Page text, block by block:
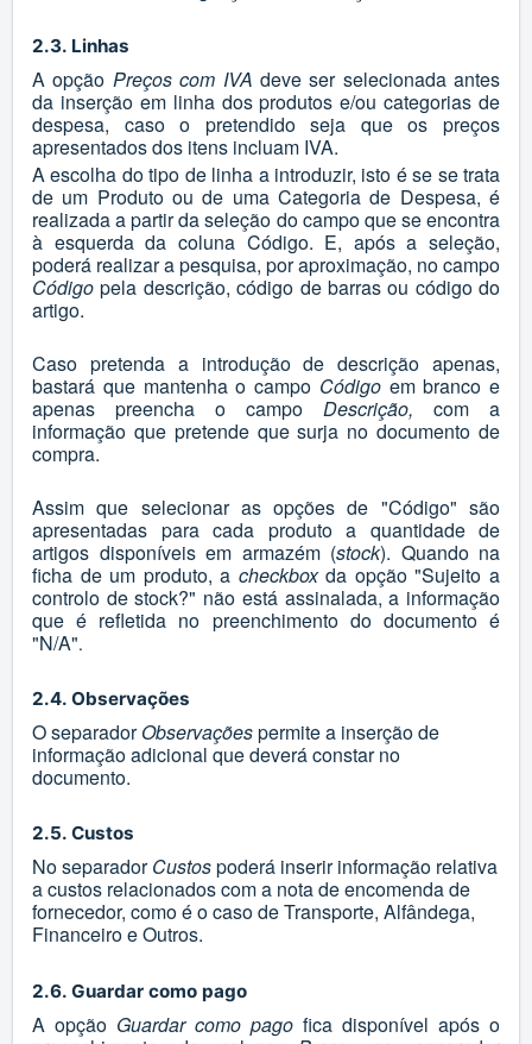
2.3. Linhas
A opção Preços com IVA deve ser selecionada antes
da inserção em linha dos produtos e/ou categorias de
despesa, caso o pretendido seja que os preços
apresentados dos itens incluam IVA.
A escolha do tipo de linha a introduzir, isto é se se trata
de um Produto ou de uma Categoria de Despesa, é
realizada a partir da seleção do campo que se encontra
à esquerda da coluna Código. E, após a seleção,
poderá realizar a pesquisa, por aproximação, no campo
Código pela descrição, código de barras ou código do
artigo.
Caso pretenda a introdução de descrição apenas,
bastará que mantenha o campo Códigoem branco e
apenas preencha o campo Descrição, com a
informação que pretende que surja no documento de
compra.
Assim que selecionar as opções de "Código" são
apresentadas para cada produto a quantidade de
artigos disponíveis em armazém (stock). Quando na
ficha de um produto, a checkboxda opção "Sujeito a
controlo de stock?" não está assinalada, a informação
que é refletida no preenchimento do documento é
"N/A".
2.4. Observações
O separadorObservaçõespermite a inserção de
informação adicional que deverá constar no
documento.
2.5. Custos
No separadorCustospoderá inserir informação relativa
a custos relacionados com a nota de encomenda de
fornecedor, como é o caso de Transporte, Alfândega,
Financeiro e Outros.
2.6. Guardar como pago
A opção Guardar como pago fica disponível após o